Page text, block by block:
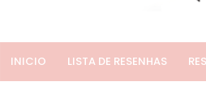
INICIO LISTA DE RESENHAS